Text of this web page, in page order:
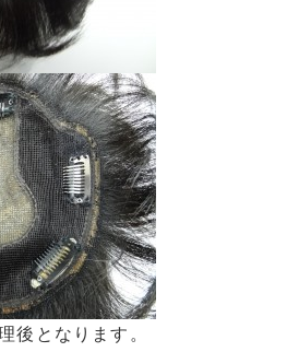
後となります。